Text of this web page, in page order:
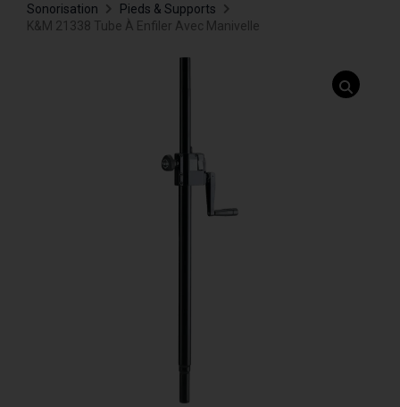
Sonorisation
Pieds & Supports
K&M 21338 Tube À Enfiler Avec Manivelle